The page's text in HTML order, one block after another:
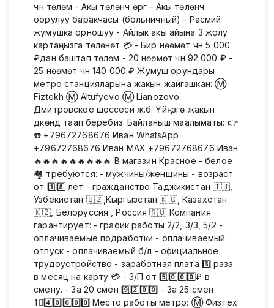
үчүн төлөм - Акы төлөнүүчү өргүү - Акы төлөнүүчү
оорулуу баракчасы (больничный) - Расмий
жумушка орношуу - Айлык акы айына 3 жолу
картаңызга төлөнөт 💳 - Бир нөөмөт үчүн 5 000
₽дан баштап төлөм - 20 нөөмөт үчүн 92 000 ₽ -
25 нөөмөт үчүн 140 000 ₽ Жумуш орундары
метро станцияларына жакын жайгашкан: Ⓜ️
Fiztekh Ⓜ️ Altufyevo Ⓜ️ Lianozovo
Дмитровское шоссеси ж.б. Үйүңүзгө жакын
дүкөндү таап беребиз. Байланыш маалыматы: 👉
☎️ +79672768676 Иван WhatsApp
+79672768676 Иван МАХ +79672768676 Иван
🔥🔥🔥🔥🔥🔥🔥🔥🔥 В магазин Красное - белое
🏘 требуются: - мужчины/женщины - возраст
от 1️⃣8️⃣ лет - гражданство Таджикистан 🇹🇯,
Узбекистан 🇺🇿,Кыргызстан 🇰🇬, Казахстан
🇰🇿, Белоруссия , Россия 🇷🇺 Компания
гарантирует: - гpaфик работы 2/2, 3/3, 5/2 -
оплачиваeмыe пoдрaбoтки - оплачиваемый
отпуск - оплачиваемый б/л - официальное
трудоустройство - заработная плата 3️⃣ раза
в месяц на карту 💳 - З/П от 5️⃣0️⃣0️⃣0️⃣₽ в
смену. - За 20 смен 9️⃣2️⃣0️⃣0️⃣ - За 25 смен
1⃣4️⃣0️⃣0️⃣0️⃣0️⃣ Место работы метро: Ⓜ️ Физтех